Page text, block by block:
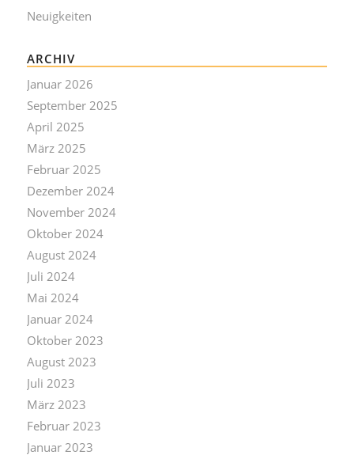
Neuigkeiten
ARCHIV
Januar 2026
September 2025
April 2025
März 2025
Februar 2025
Dezember 2024
November 2024
Oktober 2024
August 2024
Juli 2024
Mai 2024
Januar 2024
Oktober 2023
August 2023
Juli 2023
März 2023
Februar 2023
Januar 2023